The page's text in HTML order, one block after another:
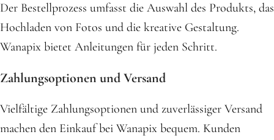
Der Bestellprozess umfasst die Auswahl des Produkts, das
Hochladen von Fotos und die kreative Gestaltung.
Wanapix bietet Anleitungen für jeden Schritt.
Zahlungsoptionen und Versand
Vielfältige Zahlungsoptionen und zuverlässiger Versand
machen den Einkauf bei Wanapix bequem. Kunden